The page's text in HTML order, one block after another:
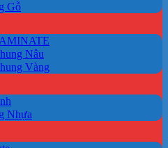
Gỗ
Nâu
Vàng
Nhựa